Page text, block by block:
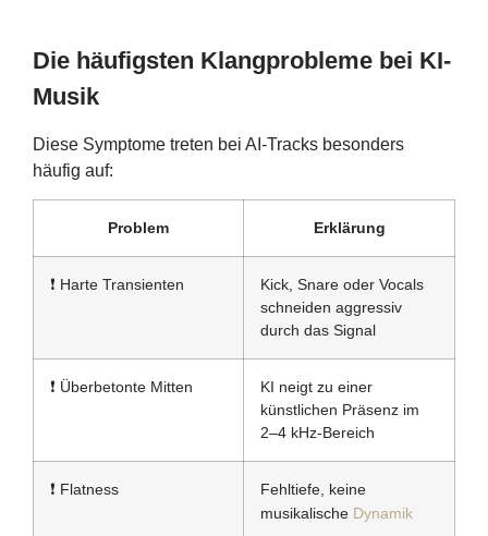
Die häufigsten Klangprobleme bei KI-
Musik
Diese Symptome treten bei AI-Tracks besonders
häufig auf:
Problem Erklärung
❗ Harte Transienten
Kick, Snare oder Vocals
schneiden aggressiv
durch das Signal
❗ Überbetonte Mitten
KI neigt zu einer
künstlichen Präsenz im
2–4 kHz-Bereich
❗ Flatness
Fehltiefe, keine
musikalische Dynamik